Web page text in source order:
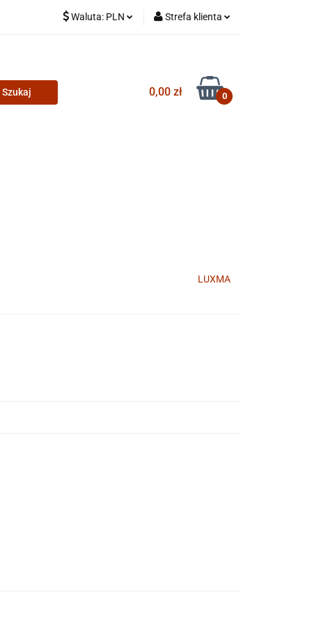
Waluta: PLN Strefa klienta
Zarejestruj się
Dodaj zgłoszenie
0,00 zł 0
LUXMA